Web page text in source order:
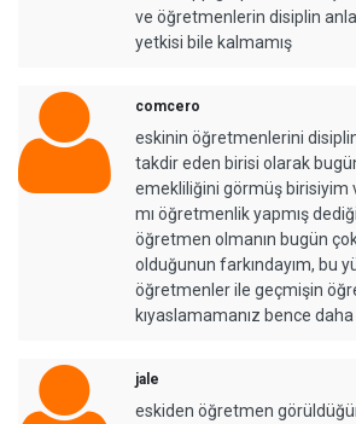
ve öğretmenlerin disiplin
yetkisi bile kalmamış
comcero
eskinin öğretmenlerini disiplin
takdir eden birisi olarak
emekliliğini görmüş birisiyim
mı öğretmenlik yapmış
öğretmen olmanın bugün
olduğunun farkındayım, bu
öğretmenler ile geçmişin
kıyaslamamanız bence
jale
eskiden öğretmen